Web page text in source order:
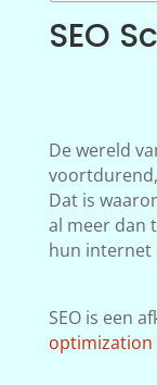
SEO
De wereld
Dat is
al meer dan
hun internet
SEO is een
optimization